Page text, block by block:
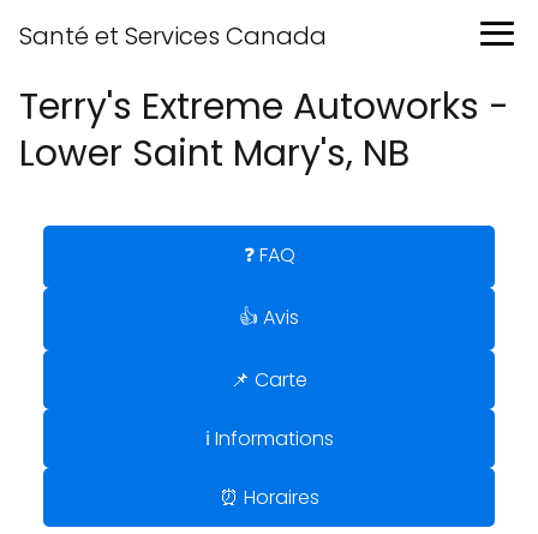
Santé et Services Canada
Terry's Extreme Autoworks -
Lower Saint Mary's, NB
❓ FAQ
👍 Avis
📌 Carte
ℹ️ Informations
⏰ Horaires